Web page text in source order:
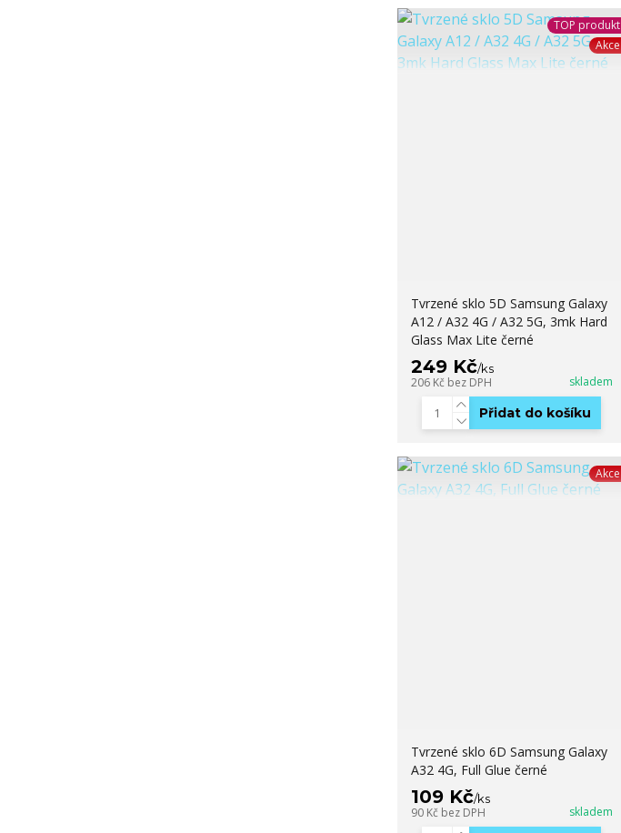
TOP produkt
Akce
Tvrzené sklo 5D Samsung Galaxy
A12 / A32 4G / A32 5G, 3mk Hard
Glass Max Lite černé
249 Kč/ks
206 Kč bez DPH skladem
Přidat do košíku
Akce
Tvrzené sklo 6D Samsung Galaxy
A32 4G, Full Glue černé
109 Kč/ks
90 Kč bez DPH skladem